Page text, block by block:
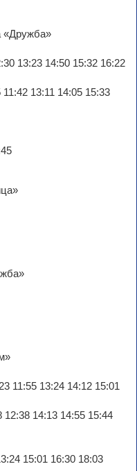
«Дружба»
13:23 14:50 15:32 16:22
13:11 14:05 15:33
11:55 13:24 14:12 15:01
12:38 14:13 14:55 15:44
15:01 16:30 18:03